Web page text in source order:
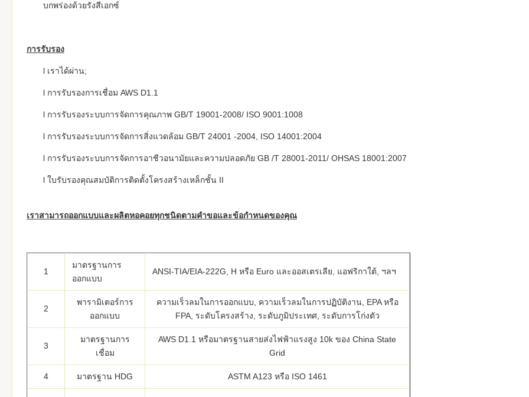
บกพร่องด้วยรังสีเอกซ์
การรับรอง
l เราได้ผ่าน;
l การรับรองการเชื่อม AWS D1.1
l การรับรองระบบการจัดการคุณภาพ GB/T 19001-2008/ ISO 9001:1008
l การรับรองระบบการจัดการสิ่งแวดล้อม GB/T 24001 -2004, ISO 14001:2004
l การรับรองระบบการจัดการอาชีวอนามัยและความปลอดภัย GB /T 28001-2011/ OHSAS 18001:2007
l ใบรับรองคุณสมบัติการติดตั้งโครงสร้างเหล็กชั้น II
เราสามารถออกแบบและผลิตหอคอยทุกชนิดตามคำขอและข้อกำหนดของคุณ
1
มาตรฐานการ
ออกแบบ
ANSI-TIA/EIA-222G, H หรือ Euro และออสเตรเลีย, แอฟริกาใต้, ฯลฯ
2
พารามิเตอร์การ
ออกแบบ
ความเร็วลมในการออกแบบ, ความเร็วลมในการปฏิบัติงาน, EPA หรือ
FPA, ระดับโครงสร้าง, ระดับภูมิประเทศ, ระดับการโก่งตัว
3
มาตรฐานการ
เชื่อม
AWS D1.1 หรือมาตรฐานสายส่งไฟฟ้าแรงสูง 10k ของ China State
Grid
4 มาตรฐาน HDG ASTM A123 หรือ ISO 1461